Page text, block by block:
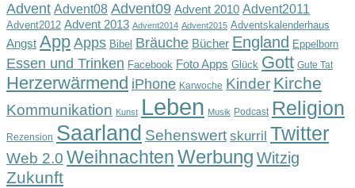
Advent Advent08 Advent09 Advent 2010 Advent2011
Advent2012 Advent 2013 Advent2014 Advent2015 Adventskalenderhaus
Angst App Apps Bibel Bräuche Bücher England Eppelborn
Essen und Trinken Facebook Foto Apps Glück Gott Gute Tat
Herzerwärmend iPhone Karwoche Kinder Kirche
Kommunikation Kunst Leben Musik Podcast Religion
Rezension Saarland Sehenswert skurril Twitter
Web 2.0 WeihnachtenWerbung Witzig
Zukunft